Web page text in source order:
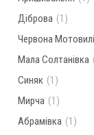
Діброва (1)
Червона
Мала Солтанівка
Синяк (1)
Мирча (1)
Абрамівка (1)